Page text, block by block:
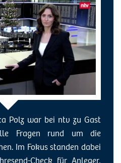
Polz war bei ntv zu Gast
Fragen rund um die
Im Fokus standen dabei
Check für Anleger,